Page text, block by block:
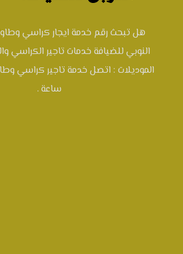
هل تبحث رقم خدمة ايجار كراسي
النوبي للضيافة خدمات تاجير الكراسي
ساعة .